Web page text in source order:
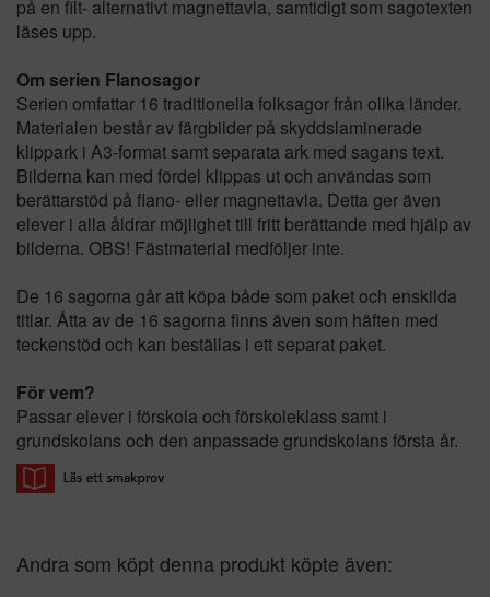
på en filt- alternativt magnettavla, samtidigt som sagotexten
läses upp.
Om serien Flanosagor
Serien omfattar 16 traditionella folksagor från olika länder.
Materialen består av färgbilder på skyddslaminerade
klippark i A3-format samt separata ark med sagans text.
Bilderna kan med fördel klippas ut och användas som
berättarstöd på flano- eller magnettavla. Detta ger även
elever i alla åldrar möjlighet till fritt berättande med hjälp av
bilderna. OBS! Fästmaterial medföljer inte.
De 16 sagorna går att köpa både som paket och enskilda
titlar. Åtta av de 16 sagorna finns även som häften med
teckenstöd och kan beställas i ett separat paket.
För vem?
Passar elever i förskola och förskoleklass samt i
grundskolans och den anpassade grundskolans första år.
Andra som köpt denna produkt köpte även: